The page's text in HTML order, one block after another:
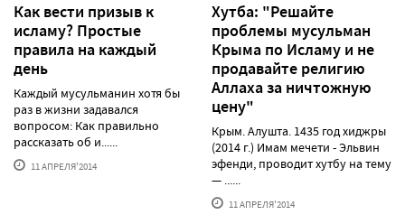
Как вести призыв к
исламу? Простые
правила на каждый
день
Каждый мусульманин хотя бы
раз в жизни задавался
вопросом: Как правильно
рассказать об и......
11 АПРЕЛЯ'2014
Хутба: "Решайте
проблемы мусульман
Крыма по Исламу и не
продавайте религию
Аллаха за ничтожную
цену"
Крым. Алушта. 1435 год хиджры
(2014 г.) Имам мечети - Эльвин
эфенди, проводит хутбу на тему
— ......
11 АПРЕЛЯ'2014